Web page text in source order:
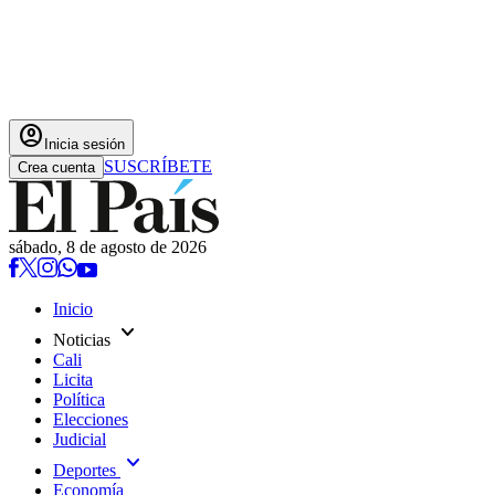
account_circle Inicia sesión
Crea cuenta SUSCRÍBETE
sábado, 8 de agosto de 2026
Inicio
Noticias expand_more
Cali
Licita
Política
Elecciones
Judicial
Deportes expand_more
Economía